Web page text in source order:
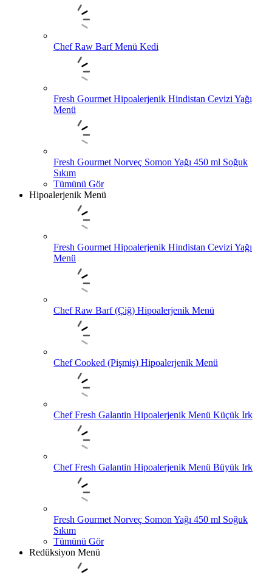
Chef Raw Barf Menü Kedi
Fresh Gourmet Hipoalerjenik Hindistan Cevizi Yağı
Menü
Fresh Gourmet Norveç Somon Yağı 450 ml Soğuk
Sıkım
Tümünü Gör
Hipoalerjenik Menü
Fresh Gourmet Hipoalerjenik Hindistan Cevizi Yağı
Menü
Chef Raw Barf (Çiğ) Hipoalerjenik Menü
Chef Cooked (Pişmiş) Hipoalerjenik Menü
Chef Fresh Galantin Hipoalerjenik Menü Küçük Irk
Chef Fresh Galantin Hipoalerjenik Menü Büyük Irk
Fresh Gourmet Norveç Somon Yağı 450 ml Soğuk
Sıkım
Tümünü Gör
Redüksiyon Menü